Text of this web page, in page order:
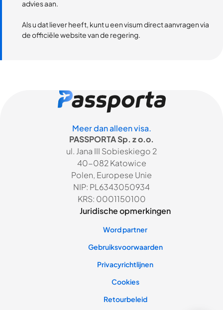
advies aan.
Als u dat liever heeft, kunt u een visum direct aanvragen via
de officiële website van de regering.
Meer dan alleen visa.
PASSPORTA Sp. z o.o.
ul. Jana III Sobieskiego 2
40-082 Katowice
Polen, Europese Unie
NIP: PL6343050934
KRS: 0001150100
Juridische opmerkingen
Word partner
Gebruiksvoorwaarden
Privacyrichtlijnen
Cookies
Retourbeleid